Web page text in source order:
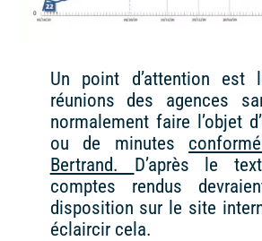
Un point d’attention
réunions des agences
normalement faire l’objet
ou de minutes
Bertrand. D’après le
comptes rendus
disposition sur le site
éclaircir cela.